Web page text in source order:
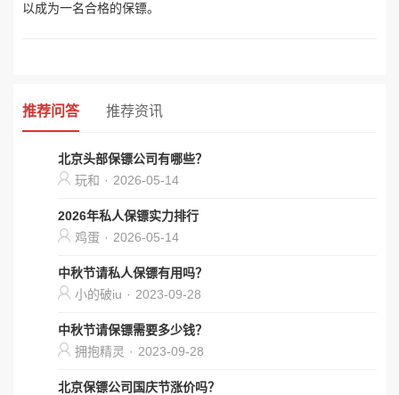
以成为一名合格的保镖。
推荐问答 推荐资讯
北京头部保镖公司有哪些？
玩和 · 2026-05-14
2026年私人保镖实力排行
鸡蛋 · 2026-05-14
中秋节请私人保镖有用吗？
小的破iu · 2023-09-28
中秋节请保镖需要多少钱？
拥抱精灵 · 2023-09-28
北京保镖公司国庆节涨价吗？